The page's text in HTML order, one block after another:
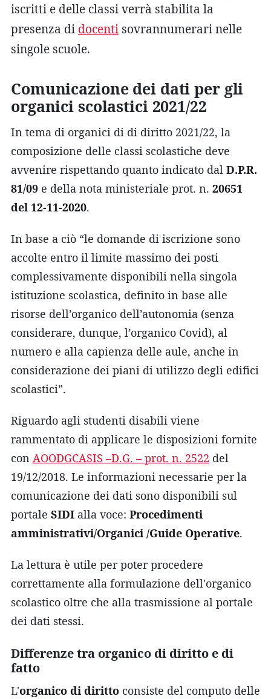
iscritti e delle classi verrà stabilita la
presenza di docenti sovrannumerari nelle
singole scuole.
Comunicazione dei dati per gli
organici scolastici 2021/22
In tema di organici di di diritto 2021/22, la
composizione delle classi scolastiche deve
avvenire rispettando quanto indicato dal D.P.R.
81/09 e della nota ministeriale prot. n. 20651
del 12-11-2020.
In base a ciò “le domande di iscrizione sono
accolte entro il limite massimo dei posti
complessivamente disponibili nella singola
istituzione scolastica, definito in base alle
risorse dell’organico dell’autonomia (senza
considerare, dunque, l’organico Covid), al
numero e alla capienza delle aule, anche in
considerazione dei piani di utilizzo degli edifici
scolastici”.
Riguardo agli studenti disabili viene
rammentato di applicare le disposizioni fornite
con AOODGCASIS –D.G. – prot. n. 2522 del
19/12/2018. Le informazioni necessarie per la
comunicazione dei dati sono disponibili sul
portale SIDI alla voce: Procedimenti
amministrativi/Organici /Guide Operative.
La lettura è utile per poter procedere
correttamente alla formulazione dell'organico
scolastico oltre che alla trasmissione al portale
dei dati stessi.
Differenze tra organico di diritto e di
fatto
L'organico di diritto consiste del computo delle